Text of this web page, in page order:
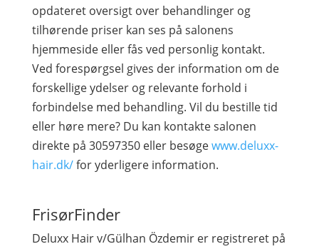
opdateret oversigt over behandlinger og
tilhørende priser kan ses på salonens
hjemmeside eller fås ved personlig kontakt.
Ved forespørgsel gives der information om de
forskellige ydelser og relevante forhold i
forbindelse med behandling. Vil du bestille tid
eller høre mere? Du kan kontakte salonen
direkte på 30597350 eller besøgewww.deluxx-
hair.dk/for yderligere information.
FrisørFinder
Deluxx Hair v/Gülhan Özdemir er registreret på